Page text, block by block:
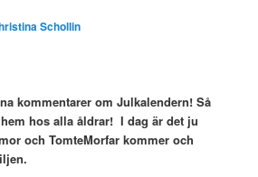
Schollin
kommentarer om Julkalendern! Så
hos alla åldrar! I dag är det ju
och TomteMorfar kommer och